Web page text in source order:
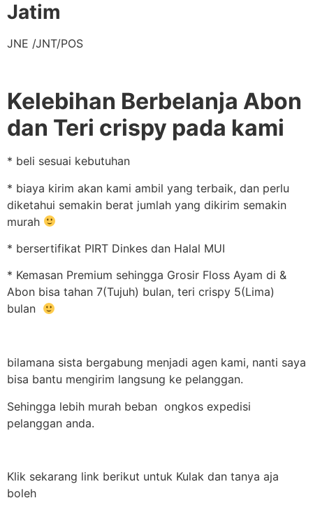
Jatim
JNE /JNT/POS
Kelebihan Berbelanja Abon
dan Teri crispy pada kami
* beli sesuai kebutuhan
* biaya kirim akan kami ambil yang terbaik, dan perlu
diketahui semakin berat jumlah yang dikirim semakin
murah
* bersertifikat PIRT Dinkes dan Halal MUI
* Kemasan Premium sehingga Grosir Floss Ayam di &
Abon bisa tahan 7(Tujuh) bulan, teri crispy 5(Lima)
bulan
bilamana sista bergabung menjadi agen kami, nanti saya
bisa bantu mengirim langsung ke pelanggan.
Sehingga lebih murah beban ongkos expedisi
pelanggan anda.
Klik sekarang link berikut untuk Kulak dan tanya aja
boleh